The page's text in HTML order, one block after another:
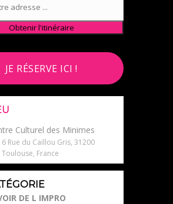
JE RÉSERVE ICI !
Culturel des Minimes
6 Rue du Caillou Gris, 31200
Toulouse, France
DE L IMPRO